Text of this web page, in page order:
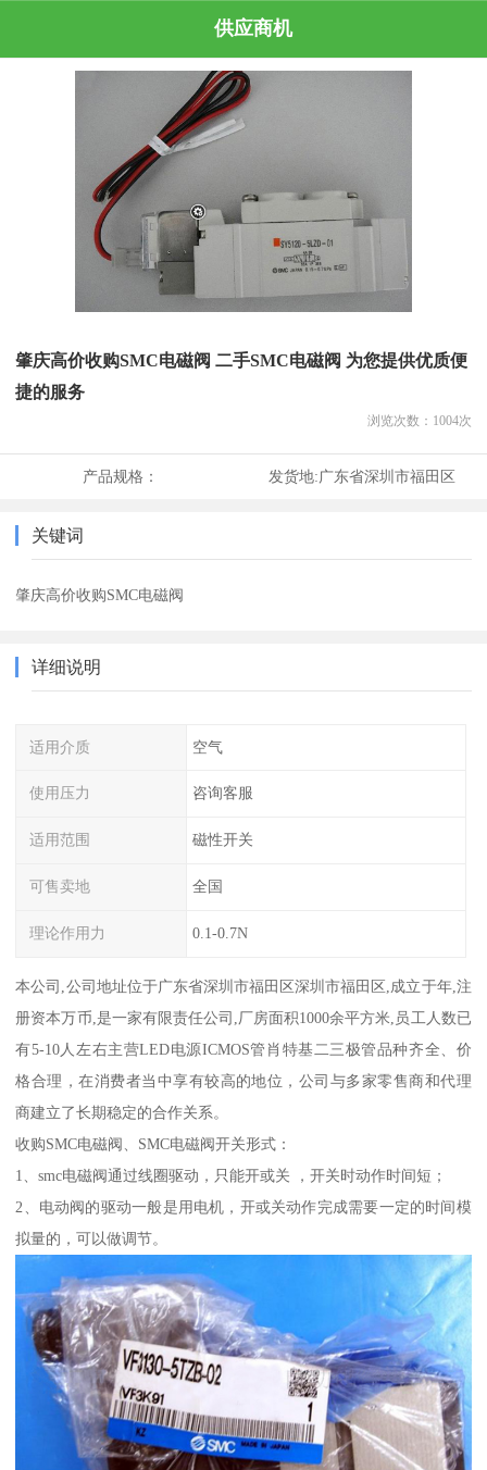
供应商机
肇庆高价收购SMC电磁阀 二手SMC电磁阀 为您提供优质便
捷的服务
浏览次数： 1004次
产品规格： 发货地:广东省深圳市福田区
关键词
肇庆高价收购SMC电磁阀
详细说明
适用介质 空气
使用压力 咨询客服
适用范围 磁性开关
可售卖地 全国
理论作用力 0.1-0.7N
本公司,公司地址位于广东省深圳市福田区深圳市福田区,成立于年,注
册资本万币,是一家有限责任公司,厂房面积1000余平方米,员工人数已
有5-10人左右主营LED电源ICMOS管肖特基二三极管品种齐全、价
格合理，在消费者当中享有较高的地位，公司与多家零售商和代理
商建立了长期稳定的合作关系。
收购SMC电磁阀、SMC电磁阀开关形式：
1、smc电磁阀通过线圈驱动，只能开或关 ，开关时动作时间短；
2、电动阀的驱动一般是用电机，开或关动作完成需要一定的时间模
拟量的，可以做调节。